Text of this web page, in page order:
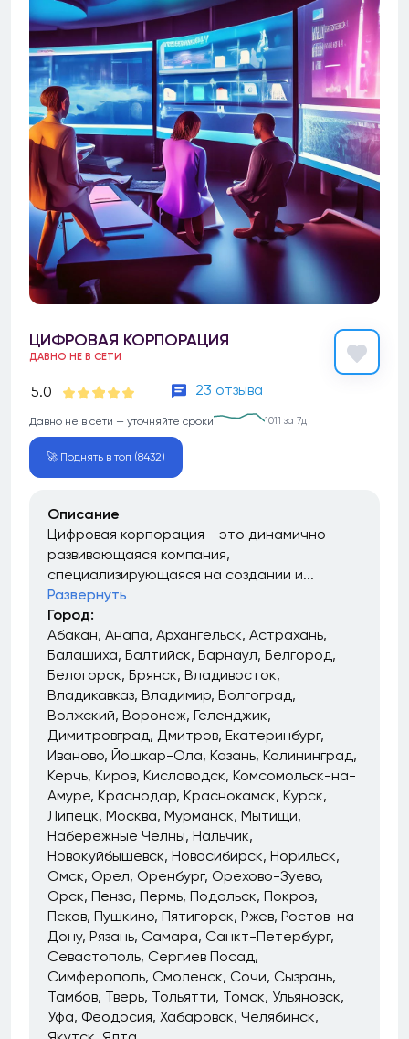
ЦИФРОВАЯ КОРПОРАЦИЯ
ДАВНО НЕ В СЕТИ
5.0 23 отзыва
Давно не в сети — уточняйте сроки 1011 за 7д
🚀 Поднять в топ (8432)
Описание
Цифровая корпорация - это динамично
развивающаяся компания,
специализирующаяся на создании и...
Развернуть
Город:
Абакан Анапа Архангельск Астрахань
Балашиха Балтийск Барнаул Белгород
Белогорск Брянск Владивосток
Владикавказ Владимир Волгоград
Волжский Воронеж Геленджик
Димитровград Дмитров Екатеринбург
Иваново Йошкар-Ола Казань Калининград
Керчь Киров Кисловодск Комсомольск-на-
Амуре Краснодар Краснокамск Курск
Липецк Москва Мурманск Мытищи
Набережные Челны Нальчик
Новокуйбышевск Новосибирск Норильск
Омск Орел Оренбург Орехово-Зуево
Орск Пенза Пермь Подольск Покров
Псков Пушкино Пятигорск Ржев Ростов-на-
Дону Рязань Самара Санкт-Петербург
Севастополь Сергиев Посад
Симферополь Смоленск Сочи Сызрань
Тамбов Тверь Тольятти Томск Ульяновск
Уфа Феодосия Хабаровск Челябинск